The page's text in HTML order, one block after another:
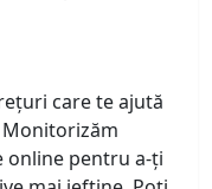
care te ajută
online pentru a-ți